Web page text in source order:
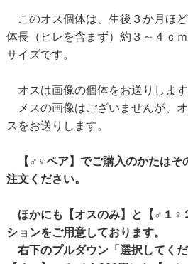
このオス個体は、生後３か月ほど
体長（ヒレを含まず）約３～４ｃ
サイズです。
オスは画像の個体をお送りします
メスの画像はございませんが、
スをお送りします。
【♂♀ペア】でご購入のかたはそ
注文ください。
ほかにも【オスのみ】と【♂１♀
ションをご用意しております。
右下のプルダウン「選択してく